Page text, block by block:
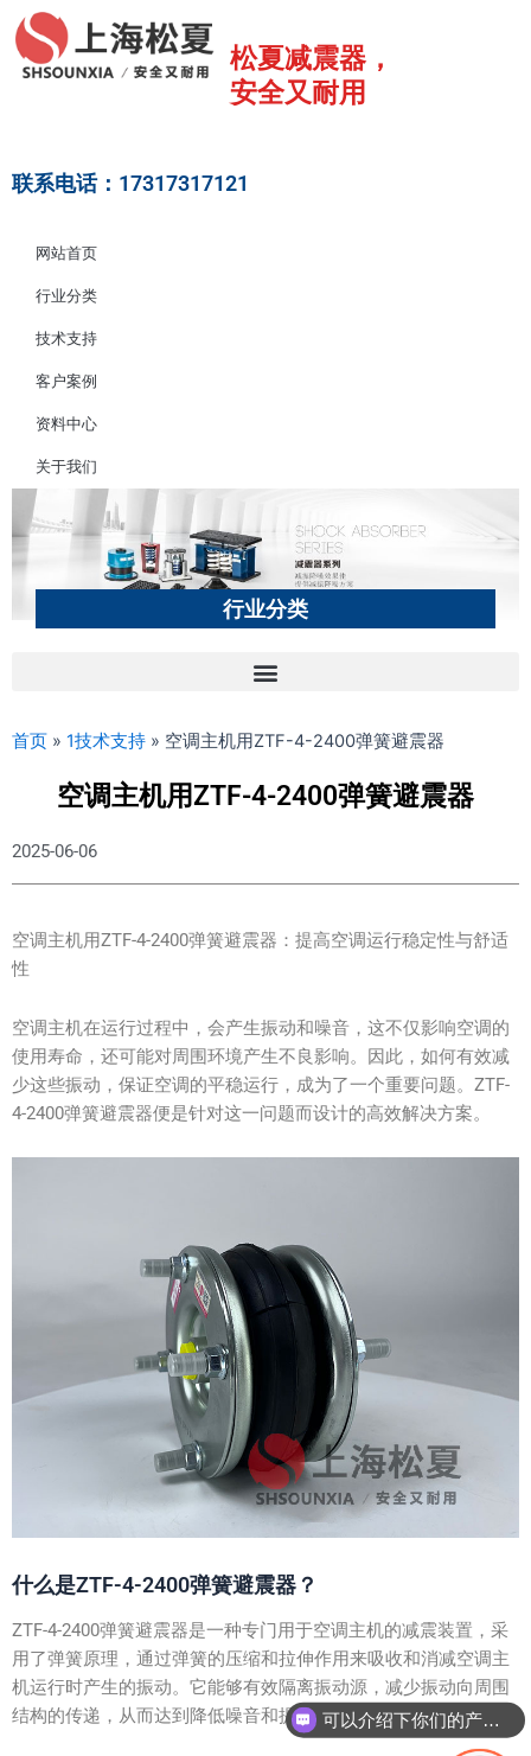
至
松夏减震器，
安全又耐用
联系电话：17317317121
网站首页
行业分类
技术支持
客户案例
资料中心
关于我们
行业分类
首页 » 1技术支持 » 空调主机用ZTF-4-2400弹簧避震器
空调主机用ZTF-4-2400弹簧避震器
2025-06-06
空调主机用ZTF-4-2400弹簧避震器：提高空调运行稳定性与舒适
性
空调主机在运行过程中，会产生振动和噪音，这不仅影响空调的
使用寿命，还可能对周围环境产生不良影响。因此，如何有效减
少这些振动，保证空调的平稳运行，成为了一个重要问题。ZTF-
4-2400弹簧避震器便是针对这一问题而设计的高效解决方案。
什么是ZTF-4-2400弹簧避震器？
ZTF-4-2400弹簧避震器是一种专门用于空调主机的减震装置，采
用了弹簧原理，通过弹簧的压缩和拉伸作用来吸收和消减空调主
机运行时产生的振动。它能够有效隔离振动源，减少振动向周围
结构的传递，从而达到降低噪音和提高空调运行稳定性的目的。
可以介绍下你们的产品么？